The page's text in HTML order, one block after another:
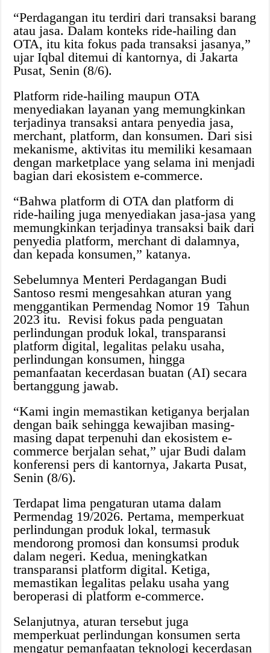
“Perdagangan itu terdiri dari transaksi barang
atau jasa. Dalam konteks ride-hailing dan
OTA, itu kita fokus pada transaksi jasanya,”
ujar Iqbal ditemui di kantornya, di Jakarta
Pusat, Senin (8/6).
Platform ride-hailing maupun OTA
menyediakan layanan yang memungkinkan
terjadinya transaksi antara penyedia jasa,
merchant, platform, dan konsumen. Dari sisi
mekanisme, aktivitas itu memiliki kesamaan
dengan marketplace yang selama ini menjadi
bagian dari ekosistem e-commerce.
“Bahwa platform di OTA dan platform di
ride-hailing juga menyediakan jasa-jasa yang
memungkinkan terjadinya transaksi baik dari
penyedia platform, merchant di dalamnya,
dan kepada konsumen,” katanya.
Sebelumnya Menteri Perdagangan Budi
Santoso resmi mengesahkan aturan yang
menggantikan Permendag Nomor 19 Tahun
2023 itu. Revisi fokus pada penguatan
perlindungan produk lokal, transparansi
platform digital, legalitas pelaku usaha,
perlindungan konsumen, hingga
pemanfaatan kecerdasan buatan (AI) secara
bertanggung jawab.
“Kami ingin memastikan ketiganya berjalan
dengan baik sehingga kewajiban masing-
masing dapat terpenuhi dan ekosistem e-
commerce berjalan sehat,” ujar Budi dalam
konferensi pers di kantornya, Jakarta Pusat,
Senin (8/6).
Terdapat lima pengaturan utama dalam
Permendag 19/2026. Pertama, memperkuat
perlindungan produk lokal, termasuk
mendorong promosi dan konsumsi produk
dalam negeri. Kedua, meningkatkan
transparansi platform digital. Ketiga,
memastikan legalitas pelaku usaha yang
beroperasi di platform e-commerce.
Selanjutnya, aturan tersebut juga
memperkuat perlindungan konsumen serta
mengatur pemanfaatan teknologi kecerdasan